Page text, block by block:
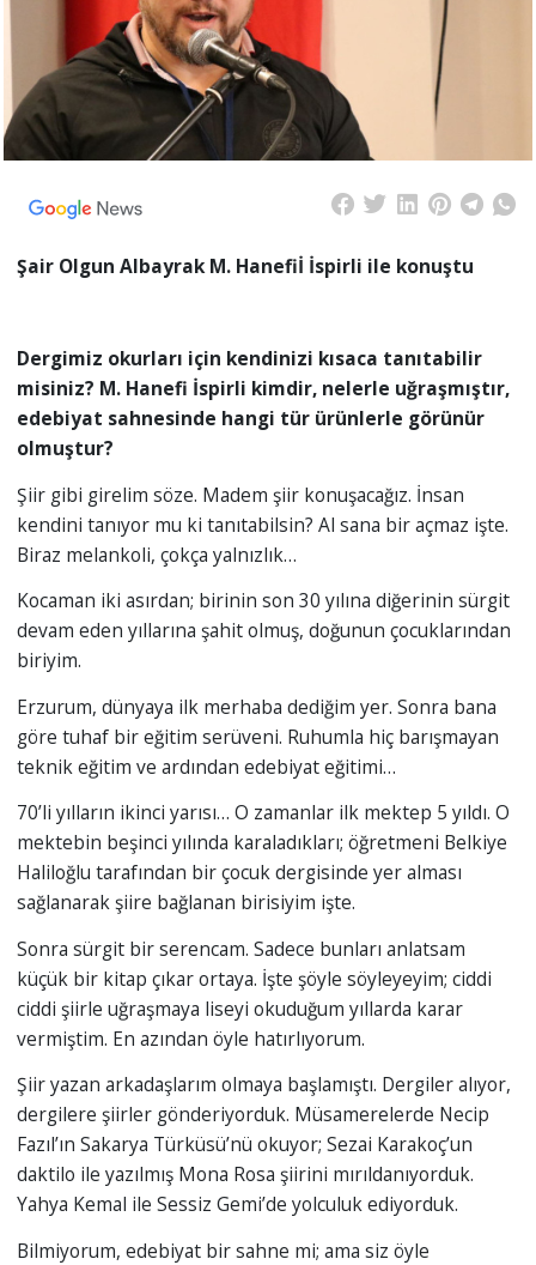
Şair Olgun Albayrak M. Hanefiİ İspirli ile konuştu
Dergimiz okurları için kendinizi kısaca tanıtabilir
misiniz? M. Hanefi İspirli kimdir, nelerle uğraşmıştır,
edebiyat sahnesinde hangi tür ürünlerle görünür
olmuştur?
Şiir gibi girelim söze. Madem şiir konuşacağız. İnsan
kendini tanıyor mu ki tanıtabilsin? Al sana bir açmaz işte.
Biraz melankoli, çokça yalnızlık…
Kocaman iki asırdan; birinin son 30 yılına diğerinin sürgit
devam eden yıllarına şahit olmuş, doğunun çocuklarından
biriyim.
Erzurum, dünyaya ilk merhaba dediğim yer. Sonra bana
göre tuhaf bir eğitim serüveni. Ruhumla hiç barışmayan
teknik eğitim ve ardından edebiyat eğitimi…
70’li yılların ikinci yarısı… O zamanlar ilk mektep 5 yıldı. O
mektebin beşinci yılında karaladıkları; öğretmeni Belkiye
Haliloğlu tarafından bir çocuk dergisinde yer alması
sağlanarak şiire bağlanan birisiyim işte.
Sonra sürgit bir serencam. Sadece bunları anlatsam
küçük bir kitap çıkar ortaya. İşte şöyle söyleyeyim; ciddi
ciddi şiirle uğraşmaya liseyi okuduğum yıllarda karar
vermiştim. En azından öyle hatırlıyorum.
Şiir yazan arkadaşlarım olmaya başlamıştı. Dergiler alıyor,
dergilere şiirler gönderiyorduk. Müsamerelerde Necip
Fazıl’ın Sakarya Türküsü’nü okuyor; Sezai Karakoç’un
daktilo ile yazılmış Mona Rosa şiirini mırıldanıyorduk.
Yahya Kemal ile Sessiz Gemi’de yolculuk ediyorduk.
Bilmiyorum, edebiyat bir sahne mi; ama siz öyle